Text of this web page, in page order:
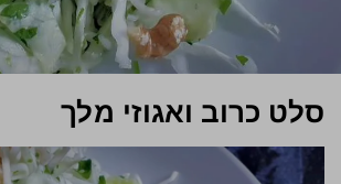
סלט כרוב ואגוזי מלך